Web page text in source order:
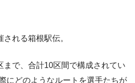
れる箱根駅伝。
まで、合計10区間で構成されてい
にどのようなルートを選手たちが